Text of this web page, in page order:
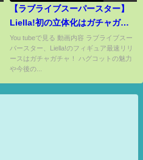
【ラブライブスーパースター】
Liella!初の立体化はガチャガチ
ャ！フィギュアリリース情報ま
とめ！
You tubeで見る 動画内容 ラブライブスー
パースター、Liella!のフィギュア最速リリ
ースはガチャガチャ！ ハグコットの魅力
や今後の...